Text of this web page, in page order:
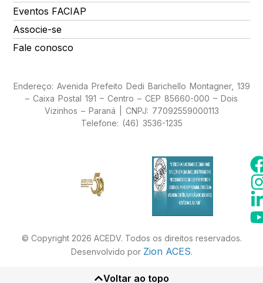
Eventos FACIAP
Associe-se
Fale conosco
Endereço: Avenida Prefeito Dedi Barichello Montagner, 139
– Caixa Postal 191 – Centro – CEP 85660-000 – Dois
Vizinhos – Paraná | CNPJ: 77092559000113
Telefone: (46) 3536-1235
© Copyright 2026 ACEDV. Todos os direitos reservados.
Desenvolvido por Zion ACES.
Voltar ao topo